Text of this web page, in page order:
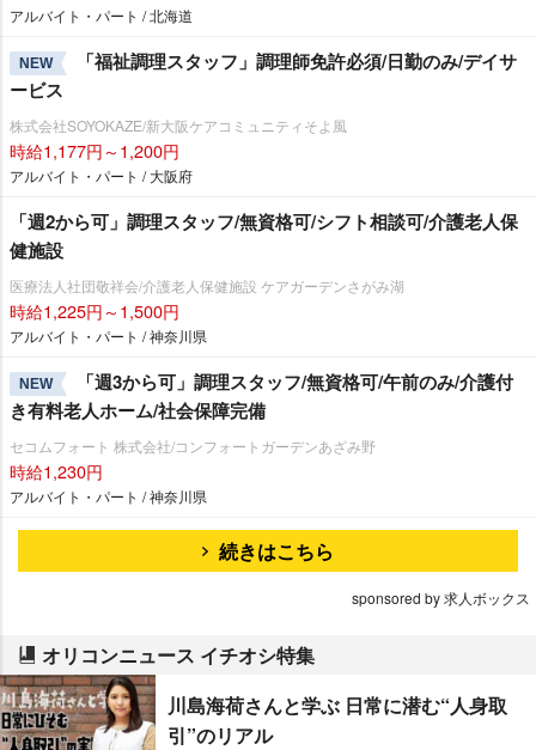
アルバイト・パート / 北海道
NEW
「福祉調理スタッフ」調理師免許必須/日勤のみ/デイサ
ービス
株式会社SOYOKAZE/新大阪ケアコミュニティそよ風
時給1,177円～1,200円
アルバイト・パート / 大阪府
「週2から可」調理スタッフ/無資格可/シフト相談可/介護老人保
健施設
医療法人社団敬祥会/介護老人保健施設 ケアガーデンさがみ湖
時給1,225円～1,500円
アルバイト・パート / 神奈川県
NEW
「週3から可」調理スタッフ/無資格可/午前のみ/介護付
き有料老人ホーム/社会保障完備
セコムフォート 株式会社/コンフォートガーデンあざみ野
時給1,230円
アルバイト・パート / 神奈川県
続きはこちら
sponsored by 求人ボックス
オリコンニュース イチオシ特集
川島海荷さんと学ぶ 日常に潜む“人身取
引”のリアル